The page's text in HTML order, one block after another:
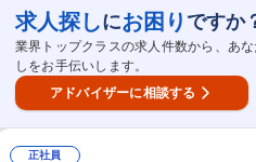
5日 ☆ポジティブアクション☆
求人探しにお困り ですか
業界トップクラスの求人件数から、あ
しをお手伝いします。
アドバイザーに相談する
正社員